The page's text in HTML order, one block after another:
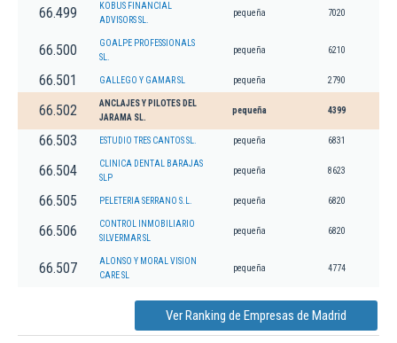
66.499
KOBUS FINANCIAL
ADVISORS SL.
pequeña 7020
66.500
GOALPE PROFESSIONALS
SL.
pequeña 6210
66.501 GALLEGO Y GAMAR SL pequeña 2790
66.502
ANCLAJES Y PILOTES DEL
JARAMA SL.
pequeña 4399
66.503 ESTUDIO TRES CANTOS SL. pequeña 6831
66.504
CLINICA DENTAL BARAJAS
SLP
pequeña 8623
66.505 PELETERIA SERRANO S.L. pequeña 6820
66.506
CONTROL INMOBILIARIO
SILVERMAR SL
pequeña 6820
66.507
ALONSO Y MORAL VISION
CARE SL
pequeña 4774
Ver Ranking de Empresas de Madrid